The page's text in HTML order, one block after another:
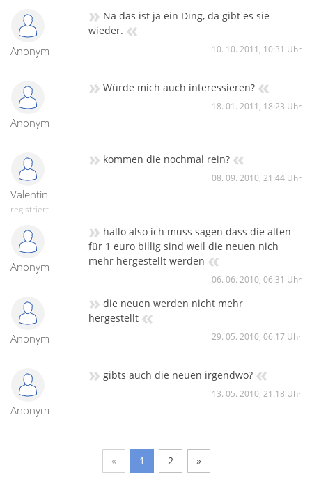
Anonym
» Na das ist ja ein Ding, da gibt es sie
wieder. «
10. 10. 2011, 10:31 Uhr
Anonym
» Würde mich auch interessieren? «
18. 01. 2011, 18:23 Uhr
Valentin
registriert
» kommen die nochmal rein? «
08. 09. 2010, 21:44 Uhr
Anonym
» hallo also ich muss sagen dass die alten
für 1 euro billig sind weil die neuen nich
mehr hergestellt werden «
06. 06. 2010, 06:31 Uhr
Anonym
» die neuen werden nicht mehr
hergestellt «
29. 05. 2010, 06:17 Uhr
Anonym
» gibts auch die neuen irgendwo? «
13. 05. 2010, 21:18 Uhr
« 1 2 »